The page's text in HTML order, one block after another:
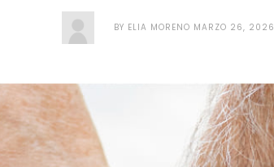
BY ELIA MORENO MARZO 26, 2026